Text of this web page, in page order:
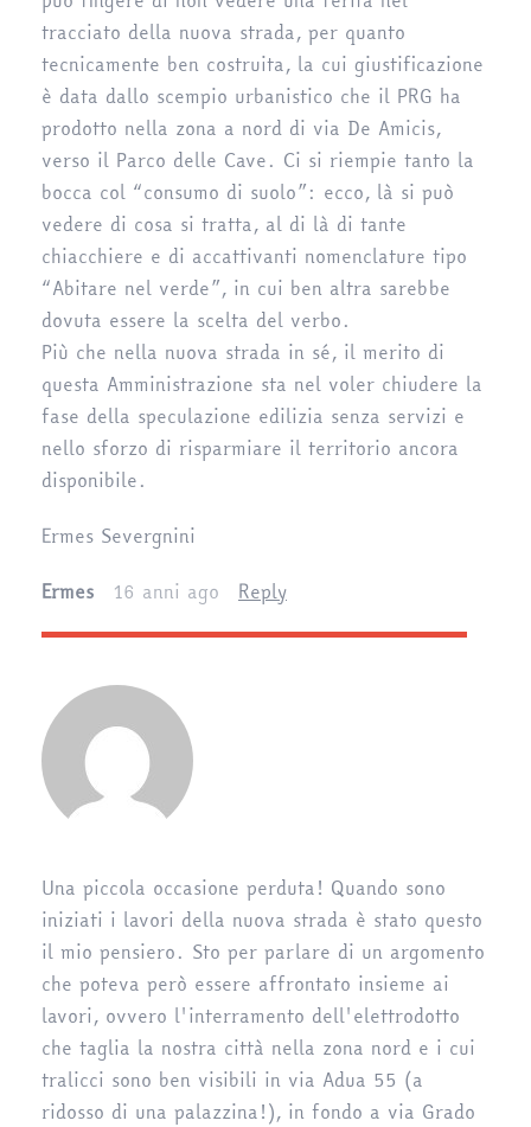
tracciato della nuova strada, per quanto
tecnicamente ben costruita, la cui giustificazione
è data dallo scempio urbanistico che il PRG ha
prodotto nella zona a nord di via De Amicis,
verso il Parco delle Cave. Ci si riempie tanto la
bocca col “consumo di suolo”: ecco, là si può
vedere di cosa si tratta, al di là di tante
chiacchiere e di accattivanti nomenclature tipo
“Abitare nel verde”, in cui ben altra sarebbe
dovuta essere la scelta del verbo.
Più che nella nuova strada in sé, il merito di
questa Amministrazione sta nel voler chiudere la
fase della speculazione edilizia senza servizi e
nello sforzo di risparmiare il territorio ancora
disponibile.
Ermes Severgnini
Ermes
16 anni ago Reply
Una piccola occasione perduta! Quando sono
iniziati i lavori della nuova strada è stato questo
il mio pensiero. Sto per parlare di un argomento
che poteva però essere affrontato insieme ai
lavori, ovvero l'interramento dell'elettrodotto
che taglia la nostra città nella zona nord e i cui
tralicci sono ben visibili in via Adua 55 (a
ridosso di una palazzina!), in fondo a via Grado